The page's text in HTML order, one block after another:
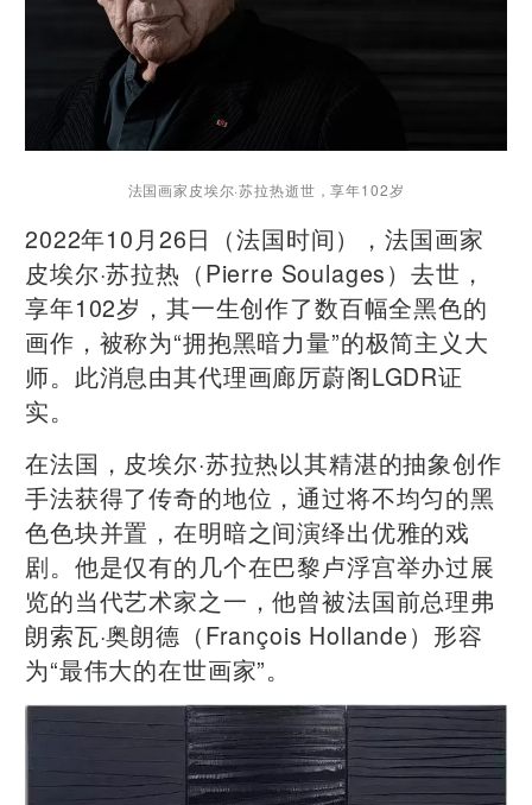
法国画家皮埃尔·苏拉热逝世，享年102岁
2022年10月26日（法国时间），法国画家
皮埃尔·苏拉热（Pierre Soulages）去世，
享年102岁，其一生创作了数百幅全黑色的
画作，被称为“拥抱黑暗力量”的极简主义大
师。此消息由其代理画廊厉蔚阁LGDR证
实。
在法国，皮埃尔·苏拉热以其精湛的抽象创作
手法获得了传奇的地位，通过将不均匀的黑
色色块并置，在明暗之间演绎出优雅的戏
剧。他是仅有的几个在巴黎卢浮宫举办过展
览的当代艺术家之一，他曾被法国前总理弗
朗索瓦·奥朗德（François Hollande）形容
为“最伟大的在世画家”。